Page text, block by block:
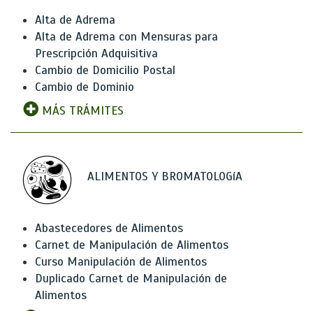
Alta de Adrema
Alta de Adrema con Mensuras para
Prescripción Adquisitiva
Cambio de Domicilio Postal
Cambio de Dominio
MÁS TRÁMITES
ALIMENTOS Y BROMATOLOGíA
Abastecedores de Alimentos
Carnet de Manipulación de Alimentos
Curso Manipulación de Alimentos
Duplicado Carnet de Manipulación de
Alimentos